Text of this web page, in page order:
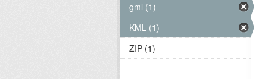
gml (1)
KML (1)
ZIP (1)